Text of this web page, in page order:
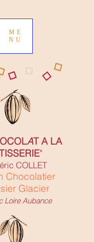
AT A LA
"
COLLET
Chocolatier
Glacier
Loire Aubance
ME
NU